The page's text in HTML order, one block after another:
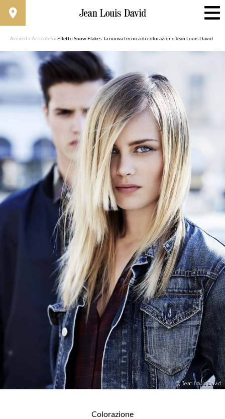
Accueil » Articolos » Effetto Snow Flakes: la nuova tecnica di colorazione Jean Louis David
Colorazione